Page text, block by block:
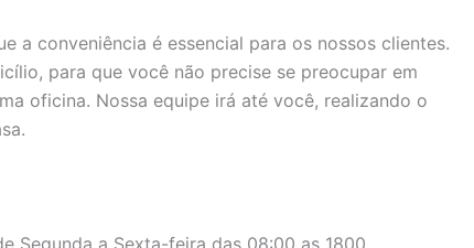
a conveniência é essencial para os nossos clientes.
para que você não precise se preocupar em
oficina. Nossa equipe irá até você, realizando o
Segunda a Sexta-feira das 08:00 as 1800